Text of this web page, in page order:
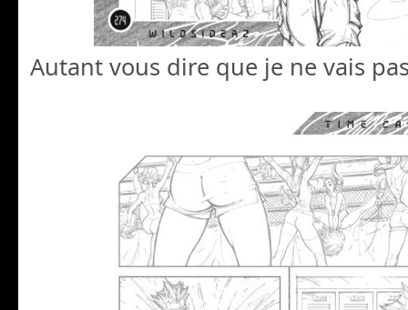
Autant vous dire que je ne vais